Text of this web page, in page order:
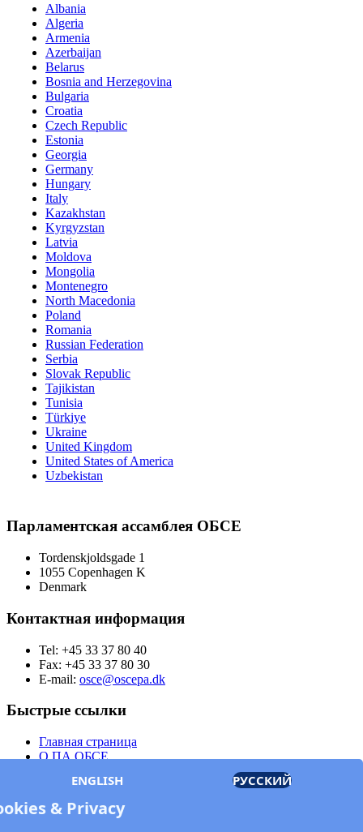
Albania
Algeria
Armenia
Azerbaijan
Belarus
Bosnia and Herzegovina
Bulgaria
Croatia
Czech Republic
Estonia
Georgia
Germany
Hungary
Italy
Kazakhstan
Kyrgyzstan
Latvia
Moldova
Mongolia
Montenegro
North Macedonia
Poland
Romania
Russian Federation
Serbia
Slovak Republic
Tajikistan
Tunisia
Türkiye
Ukraine
United Kingdom
United States of America
Uzbekistan
Парламентская ассамблея ОБСЕ
Tordenskjoldsgade 1
1055 Copenhagen K
Denmark
Контактная информация
Tel: +45 33 37 80 40
Fax: +45 33 37 80 30
E-mail: osce@oscepa.dk
Быстрые ссылки
Главная страница
О ПА ОБСЕ
Члены
Документы
OSCE.org
ENGLISH РУССКИЙ
& Privacy